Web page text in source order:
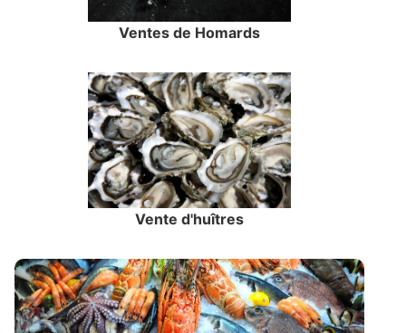
Ventes de Homards
Vente d'huîtres